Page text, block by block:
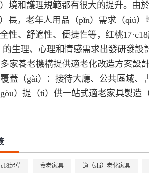
境和護理規範都有很大的提升。由
長，老年人用品（pǐn）需求（qiú
性、舒適性、便捷性等，红桃
的生理、心理和情感需求出發研發設
家養老機構提供適老化改造方案設
蓋（gài）：接待大廳、公共區域、
）提（tí）供一站式適老家具製造
起草 養老家具 適（shì）老化家具